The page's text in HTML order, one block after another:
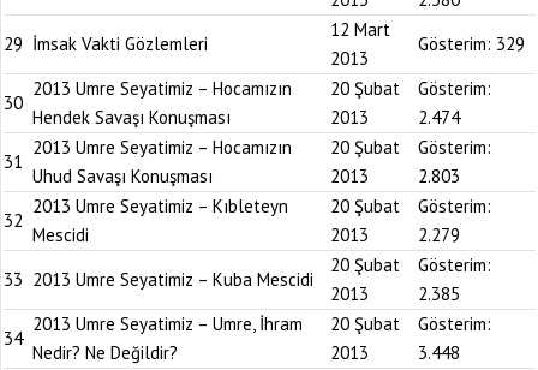
29 İmsak Vakti Gözlemleri
12 Mart
2013
Gösterim: 329
30
2013 Umre Seyatimiz – Hocamızın
Hendek Savaşı Konuşması
20 Şubat
2013
Gösterim:
2.474
31
2013 Umre Seyatimiz – Hocamızın
Uhud Savaşı Konuşması
20 Şubat
2013
Gösterim:
2.803
32
2013 Umre Seyatimiz – Kıbleteyn
Mescidi
20 Şubat
2013
Gösterim:
2.279
33 2013 Umre Seyatimiz – Kuba Mescidi
20 Şubat
2013
Gösterim:
2.385
34
2013 Umre Seyatimiz – Umre, İhram
Nedir? Ne Değildir?
20 Şubat
2013
Gösterim:
3.448